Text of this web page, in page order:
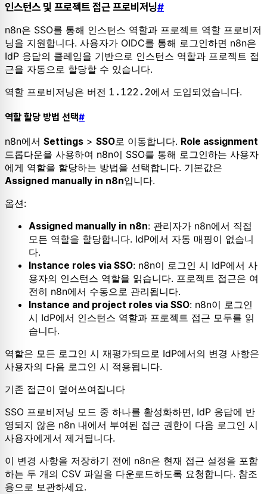
인스턴스 및 프로젝트 접근 프로비저닝#
n8n은 SSO를 통해 인스턴스 역할과 프로젝트 역할 프로비저
닝을 지원합니다. 사용자가 OIDC를 통해 로그인하면 n8n은
IdP 응답의 클레임을 기반으로 인스턴스 역할과 프로젝트 접
근을 자동으로 할당할 수 있습니다.
역할 프로비저닝은 버전 1.122.2에서 도입되었습니다.
역할 할당 방법 선택#
n8n에서 Settings > SSO로 이동합니다. Role assignment
드롭다운을 사용하여 n8n이 SSO를 통해 로그인하는 사용자
에게 역할을 할당하는 방법을 선택합니다. 기본값은
Assigned manually in n8n입니다.
옵션:
Assigned manually in n8n: 관리자가 n8n에서 직접
모든 역할을 할당합니다. IdP에서 자동 매핑이 없습니
다.
Instance roles via SSO: n8n이 로그인 시 IdP에서 사
용자의 인스턴스 역할을 읽습니다. 프로젝트 접근은 여
전히 n8n에서 수동으로 관리됩니다.
Instance and project roles via SSO: n8n이 로그인
시 IdP에서 인스턴스 역할과 프로젝트 접근 모두를 읽
습니다.
역할은 모든 로그인 시 재평가되므로 IdP에서의 변경 사항은
사용자의 다음 로그인 시 적용됩니다.
기존 접근이 덮어쓰여집니다
SSO 프로비저닝 모드 중 하나를 활성화하면, IdP 응답에 반
영되지 않은 n8n 내에서 부여된 접근 권한이 다음 로그인 시
사용자에게서 제거됩니다.
이 변경 사항을 저장하기 전에 n8n은 현재 접근 설정을 포함
하는 두 개의 CSV 파일을 다운로드하도록 요청합니다. 참조
용으로 보관하세요.